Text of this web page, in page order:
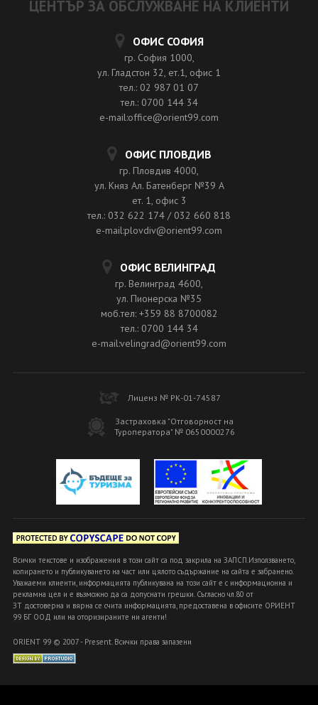
ЦЕНТЪР ЗА ОБСЛУЖВАНЕ НА КЛИЕНТИ
ОФИС СОФИЯ
гр. София 1000,
ул. Гладстон 32, ет.1, офис 1
тел.: 02 987 01 07
тел.: 0700 144 34
e-mail:office@orient99.com
ОФИС ПЛОВДИВ
гр. Пловдив 4000,
ул. Княз Ал. Батенберг №39 A
ет. 1, офис 3
тел.: 032 622 174 / 032 660 818
e-mail:plovdiv@orient99.com
ОФИС ВЕЛИНГРАД
гр. Велинград 4600,
ул. Пионерска №35
моб.тел: +359 88 8700082
тел.: 0700 144 34
e-mail:velingrad@orient99.com
Лиценз № РК-01-74587
Застраховка "Отговорност на
Туроператора" № 0650000276
Всички текстове и изображения в този сайт са под закрила на ЗАПСП.Използването,
копирането и публикуването на част или цялото съдържание на сайта е забранено.
Уважаеми клиенти, информацията публикувана на този сайт е с информационна и
рекламна цел и е възможно да са допуснати грешки. Съгласно чл.80 от
ЗТ достоверна и вярна се счита информацията, предоставена в офисите ОРИЕНТ
99 БГ ООД или на оторизираните ни агенти!
ORIENT 99 © 2007 - Present. Всички права запазени